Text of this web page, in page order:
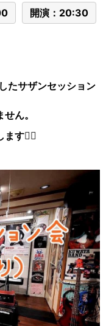
開演：20:30
たサザンセッション
ん。
す🙇‍♀️